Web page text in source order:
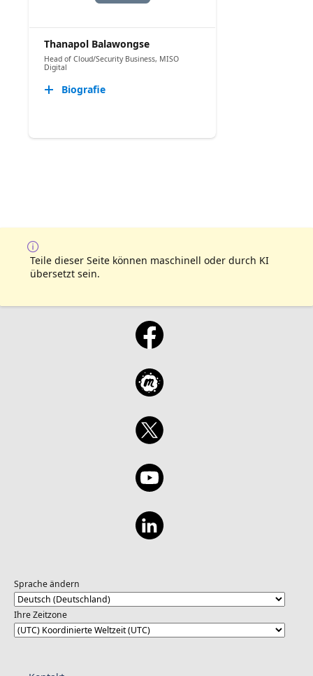
Thanapol Balawongse
Head of Cloud/Security Business, MISO
Digital
Biografie
Teile dieser Seite können maschinell oder durch KI
übersetzt sein.
Sprache ändern
Ihre Zeitzone